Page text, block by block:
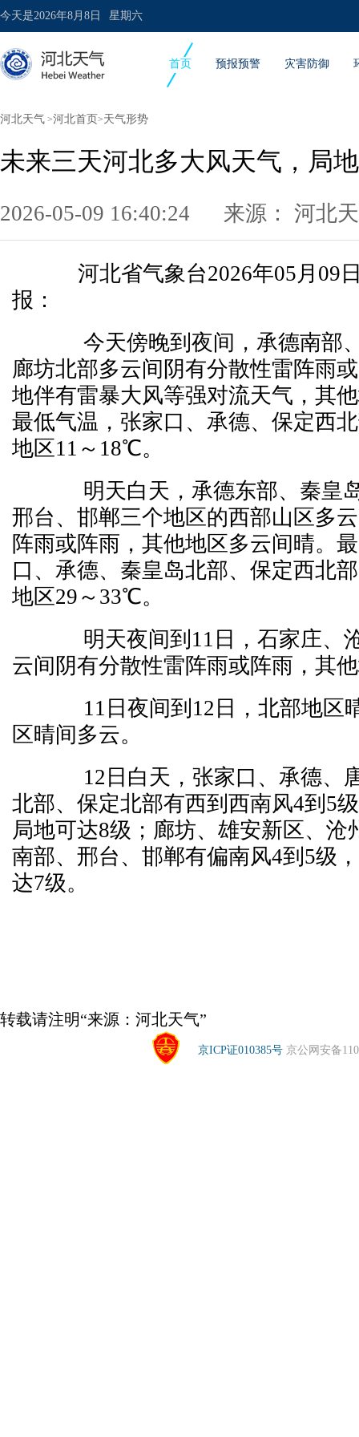
今天是2026年8月8日 星期六
首页 预报预警 灾害防御
河北天气 >河北首页 >天气形势
未来三天河北多大风天气，局
2026-05-09 16:40:24 来源： 河北
河北省气象台2026年05月09
报：
今天傍晚到夜间，承德南部
廊坊北部多云间阴有分散性雷阵雨
地伴有雷暴大风等强对流天气，其
最低气温，张家口、承德、保定西
地区11～18℃。
明天白天，承德东部、秦皇
邢台、邯郸三个地区的西部山区多
阵雨或阵雨，其他地区多云间晴。
口、承德、秦皇岛北部、保定西北
地区29～33℃。
明天夜间到11日，石家庄、
云间阴有分散性雷阵雨或阵雨，其
11日夜间到12日，北部地区
区晴间多云。
12日白天，张家口、承德、
北部、保定北部有西到西南风4到5
局地可达8级；廊坊、雄安新区、沧
南部、邢台、邯郸有偏南风4到5级
达7级。
转载请注明“来源：河北天气”
京ICP证010385号 京公网安备